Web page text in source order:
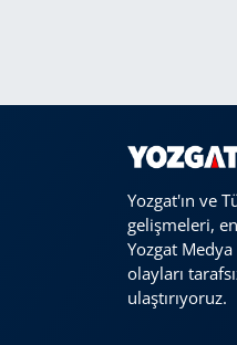
Yozgat'ın ve
gelişmeleri,
Yozgat
olayları
ulaştırıyoruz.